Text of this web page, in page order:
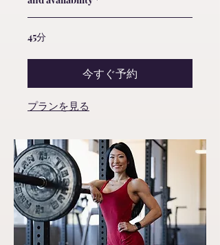
45分
今すぐ予約
プランを見る